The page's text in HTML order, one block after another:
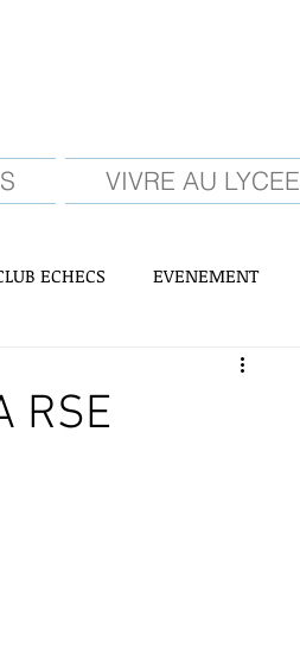
VIVRE AU LYCEE
ECHECS EVENEMENT
RSE